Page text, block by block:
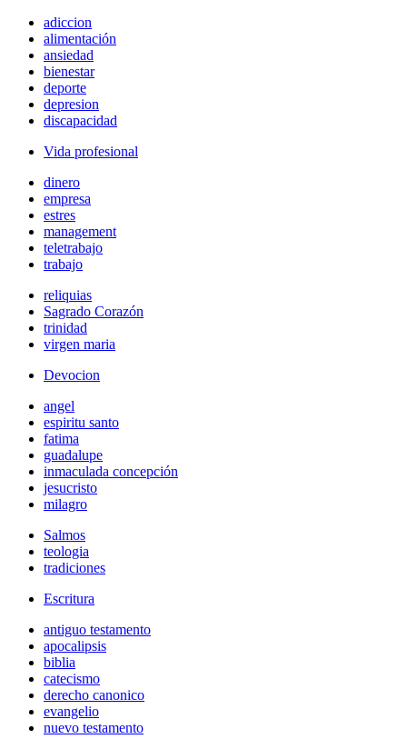
adiccion
alimentación
ansiedad
bienestar
deporte
depresion
discapacidad
Vida profesional
dinero
empresa
estres
management
teletrabajo
trabajo
reliquias
Sagrado Corazón
trinidad
virgen maria
Devocion
angel
espiritu santo
fatima
guadalupe
inmaculada concepción
jesucristo
milagro
Salmos
teologia
tradiciones
Escritura
antiguo testamento
apocalipsis
biblia
catecismo
derecho canonico
evangelio
nuevo testamento